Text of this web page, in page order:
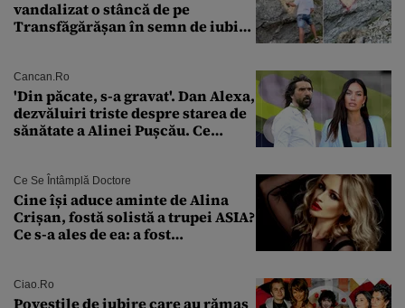
vandalizat o stâncă de pe
Transfăgărășan în semn de iubire
Cancan.ro
'Din păcate, s-a gravat'. Dan Alexa,
dezvăluiri triste despre starea de
sănătate a Alinei Pușcău. Ce
Ce Se Întâmplă Doctore
Cine își aduce aminte de Alina
Crișan, fostă solistă a trupei ASIA?
Ce s-a ales de ea: a fost
Ciao.ro
Poveştile de iubire care au rămas